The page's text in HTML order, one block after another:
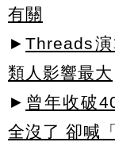
有關
► Threads
類人影響最大
► 曾年收破
全沒了 卻喊